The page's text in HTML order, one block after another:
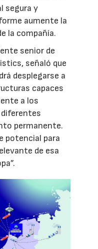
segura y
aumente la
la compañía.
senior de
señaló que
desplegarse a
capaces
a los
permanente.
potencial para
de esa